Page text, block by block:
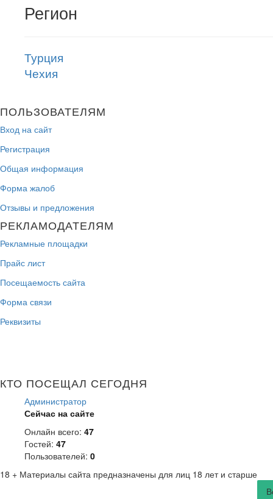
Регион
Турция
Чехия
ПОЛЬЗОВАТЕЛЯМ
Вход на сайт
Регистрация
Общая информация
Форма жалоб
Отзывы и предложения
РЕКЛАМОДАТЕЛЯМ
Рекламные площадки
Прайс лист
Посещаемость сайта
Форма связи
Реквизиты
КТО ПОСЕЩАЛ СЕГОДНЯ
Администратор
Сейчас на сайте
Онлайн всего: 47
Гостей: 47
Пользователей: 0
18 + Материалы сайта предназначены для лиц 18 лет и старше